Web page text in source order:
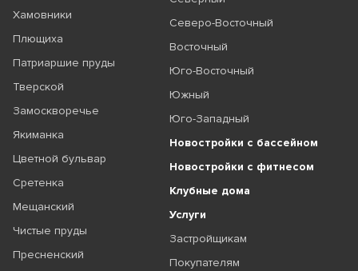
Хамовники
Плющиха
Патриаршие пруды
Тверской
Замоскворечье
Якиманка
Цветной бульвар
Сретенка
Мещанский
Чистые пруды
Пресненский
Северо-Восточный
Восточный
Юго-Восточный
Южный
Юго-Западный
Новостройки с бассейном
Новостройки с фитнесом
Клубные дома
Услуги
Застройщикам
Покупателям